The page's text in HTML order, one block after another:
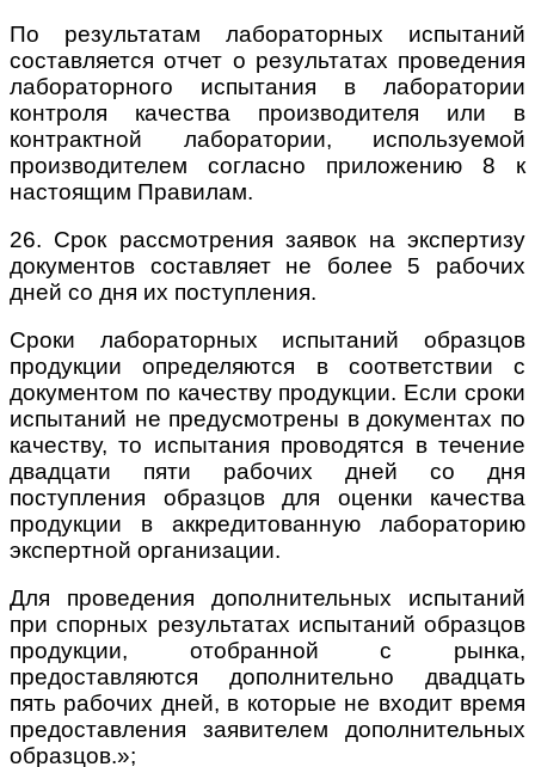
По результатам лабораторных испытаний
составляется отчет о результатах проведения
лабораторного испытания в лаборатории
контроля качества производителя или в
контрактной лаборатории, используемой
производителем согласно приложению 8 к
настоящим Правилам.
26. Срок рассмотрения заявок на экспертизу
документов составляет не более 5 рабочих
дней со дня их поступления.
Сроки лабораторных испытаний образцов
продукции определяются в соответствии с
документом по качеству продукции. Если сроки
испытаний не предусмотрены в документах по
качеству, то испытания проводятся в течение
двадцати пяти рабочих дней со дня
поступления образцов для оценки качества
продукции в аккредитованную лабораторию
экспертной организации.
Для проведения дополнительных испытаний
при спорных результатах испытаний образцов
продукции, отобранной с рынка,
предоставляются дополнительно двадцать
пять рабочих дней, в которые не входит время
предоставления заявителем дополнительных
образцов.»;